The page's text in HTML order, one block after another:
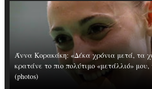
Άννα Κορακάκη: «Δέκα χρόνια μετά, τα
κρατάνε το πιο πολύτιμο «μετάλλιό» μου,
(photos)